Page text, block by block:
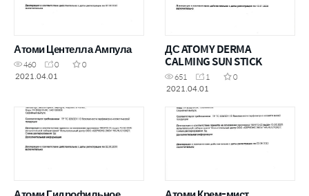
Атоми Центелла Ампула
460 0
0
2021.04.01
ДС ATOMY DERMA
CALMING SUN STICK
651 1
0
2021.04.01